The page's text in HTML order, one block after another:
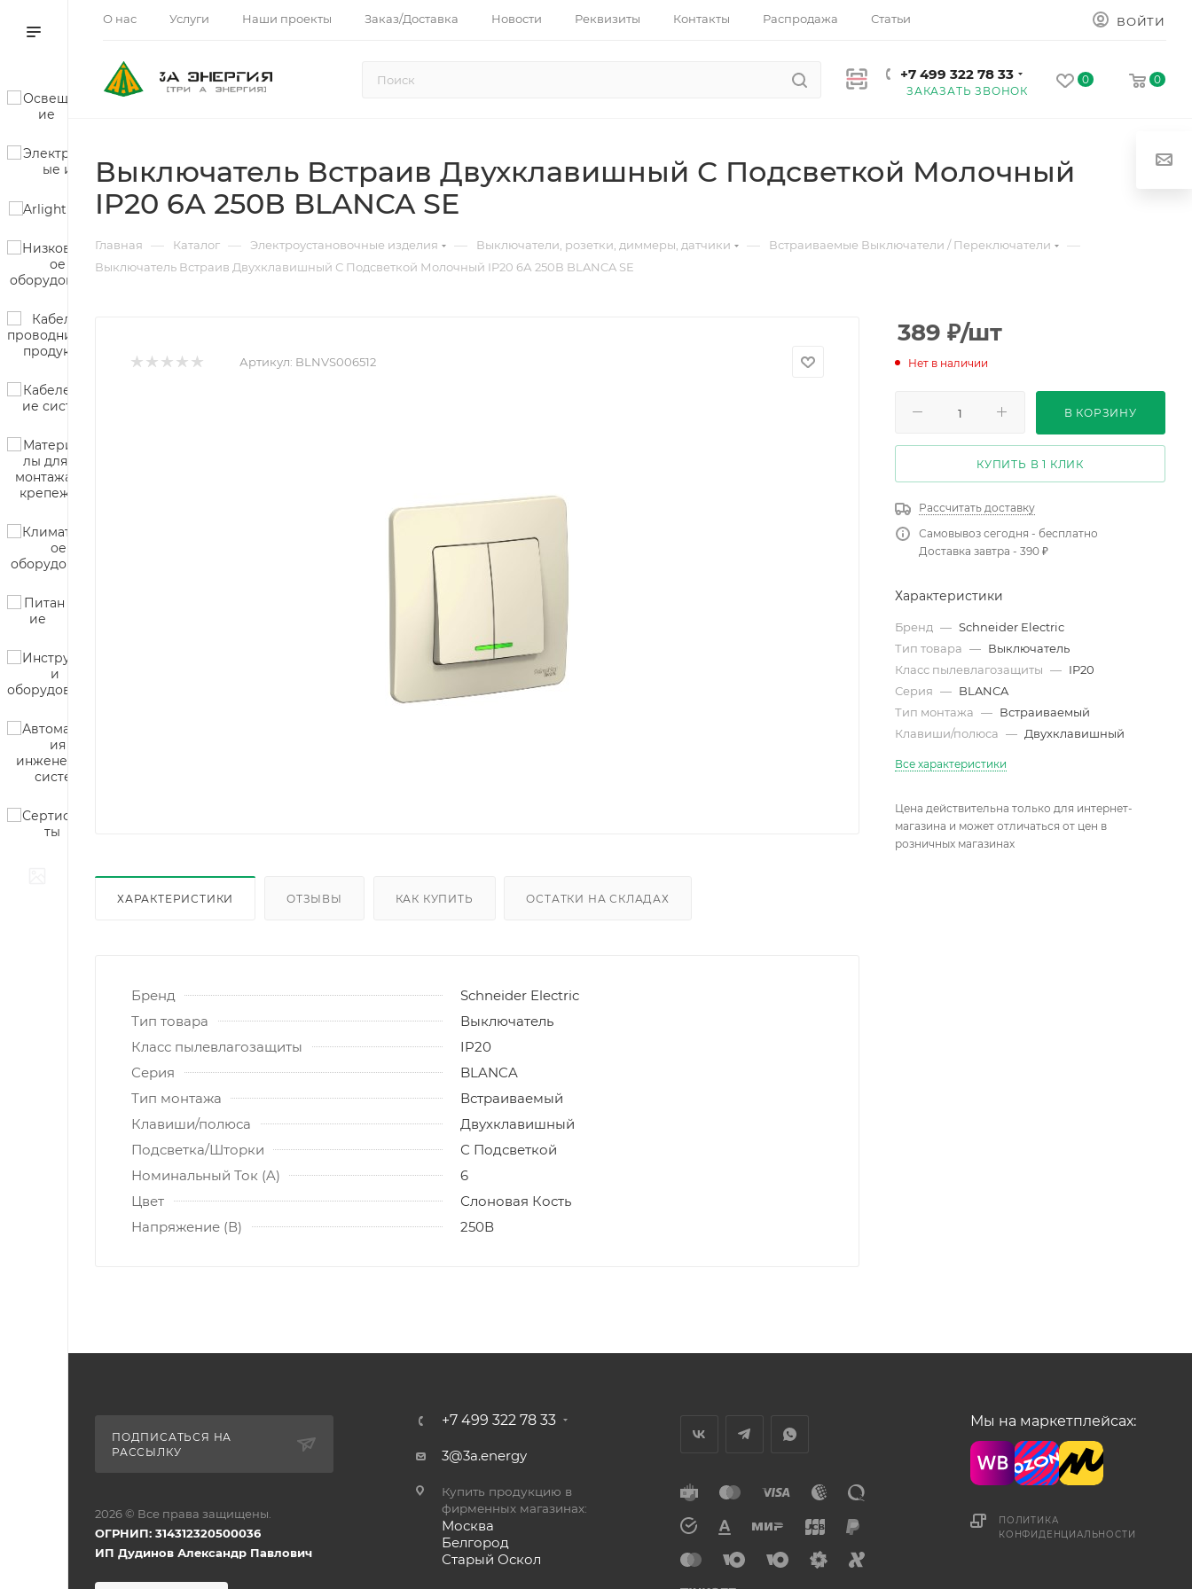
О нас Услуги Наши проекты Заказ/Доставка Новости Реквизиты Контакты Распродажа Статьи ВОЙТИ
+7 499 322 78 33
ЗАКАЗАТЬ ЗВОНОК
0 0
Выключатель Встраив Двухклавишный С Подсветкой Молочный
IP20 6А 250В BLANCA SE
Главная — Каталог — Электроустановочные изделия — Выключатели, розетки, диммеры, датчики — Встраиваемые Выключатели / Переключатели —
Выключатель Встраив Двухклавишный С Подсветкой Молочный IP20 6А 250В BLANCA SE
Артикул: BLNVS006512
ХАРАКТЕРИСТИКИ ОТЗЫВЫ КАК КУПИТЬ ОСТАТКИ НА СКЛАДАХ
Бренд
Schneider Electric
Тип товара
Выключатель
Класс пылевлагозащиты
IP20
Серия
BLANCA
Тип монтажа
Встраиваемый
Клавиши/полюса
Двухклавишный
Подсветка/Шторки
С Подсветкой
Номинальный Ток (A)
6
Цвет
Слоновая Кость
Напряжение (В)
250В
389 ₽/шт
Нет в наличии
В КОРЗИНУ
КУПИТЬ В 1 КЛИК
Рассчитать доставку
Самовывоз сегодня - бесплатно
Доставка завтра - 390 ₽
Характеристики
Бренд — Schneider Electric
Тип товара — Выключатель
Класс пылевлагозащиты — IP20
Серия — BLANCA
Тип монтажа — Встраиваемый
Клавиши/полюса — Двухклавишный
Все характеристики
Цена действительна только для интернет-
магазина и может отличаться от цен в
розничных магазинах
ПОДПИСАТЬСЯ НА
РАССЫЛКУ
2026 © Все права защищены.
ОГРНИП: 314312320500036
ИП Дудинов Александр Павлович
+7 499 322 78 33
3@3a.energy
Купить продукцию в
фирменных магазинах:
Москва
Белгород
Старый Оскол
Мы на маркетплейсах:
ПОЛИТИКА
КОНФИДЕНЦИАЛЬНОСТИ